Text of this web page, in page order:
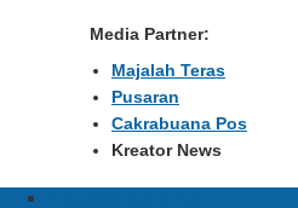
Media Partner:
Majalah Teras
Pusaran
Cakrabuana Pos
Kreator News